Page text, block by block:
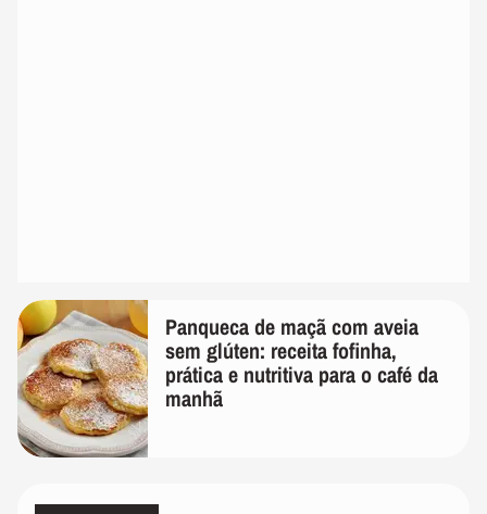
Panqueca de maçã com aveia
sem glúten: receita fofinha,
prática e nutritiva para o café da
manhã